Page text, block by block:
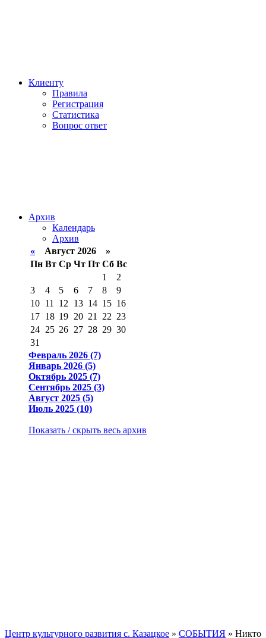
Клиенту
Правила
Регистрация
Статистика
Вопрос ответ
Архив
Календарь
Архив
« Август 2026 »
Пн Вт Ср Чт Пт Сб Вс
1
2
3
4 5 6 7 8
9
10 11 12 13 14 15 16
17 18 19 20 21 22 23
24 25 26 27 28 29 30
31
Февраль 2026 (7)
Январь 2026 (5)
Октябрь 2025 (7)
Сентябрь 2025 (3)
Август 2025 (5)
Июль 2025 (10)
Показать / скрыть весь архив
Центр культурного развития с. Казацкое » СОБЫТИЯ » Никто